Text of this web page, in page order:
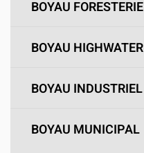
BOYAU FORESTERIE
BOYAU HIGHWATER
BOYAU INDUSTRIEL
BOYAU MUNICIPAL